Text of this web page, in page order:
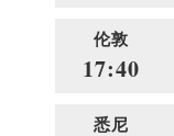
伦敦
17:40
悉尼